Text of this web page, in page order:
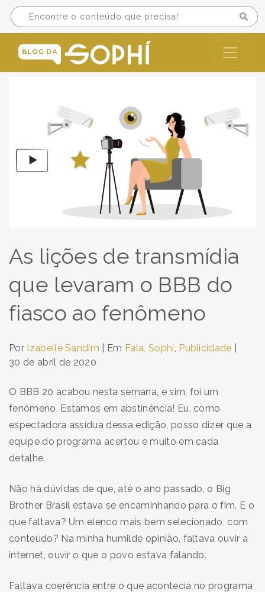
As lições de transmídia
que levaram o BBB do
fiasco ao fenômeno
Por Izabelle Sandim | Em Fala, Sophí Publicidade
30 de abril de 2020
O BBB 20 acabou nesta semana, e sim, foi um
fenômeno. Estamos em abstinência! Eu, como
espectadora assídua dessa edição, posso dizer que a
equipe do programa acertou e muito em cada
detalhe.
Não há dúvidas de que, até o ano passado, o Big
Brother Brasil estava se encaminhando para o fim. E o
que faltava? Um elenco mais bem selecionado, com
conteúdo? Na minha humilde opinião, faltava ouvir a
internet, ouvir o que o povo estava falando.
Faltava coerência entre o que acontecia no programa